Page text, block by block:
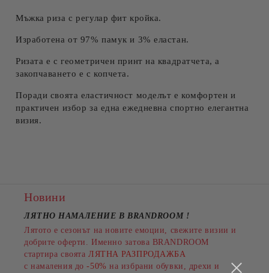
Съгласен съм сПолитиката за лични данни
Ние ще се свържем с вас в рамките на работния ден.
Мъжка риза с регулар фит кройка.
Изработена от 97% памук и 3% еластан.
Ризата е с геометричен принт на квадратчета, а
закопчаването е с копчета.
Поради своята еластичност моделът е комфортен и
практичен избор за една ежедневна спортно елегантна
визия.
Новини
ЛЯТНО НАМАЛЕНИЕ В BRANDROOM !
Лятото е сезонът на новите емоции, свежите визии и
добрите оферти. Именно затова BRANDROOM
стартира своята ЛЯТНА РАЗПРОДАЖБА
с намаления до -50% на избрани обувки, дрехи и